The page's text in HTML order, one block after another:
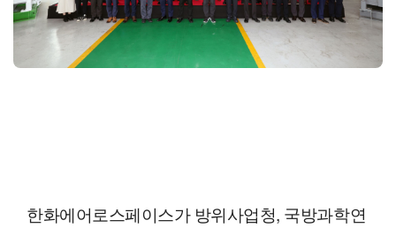
한화에어로스페이스가 방위사업청, 국방과학연